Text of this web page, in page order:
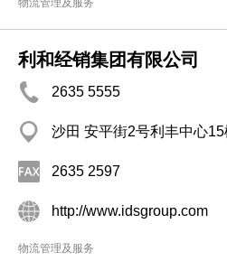
物流管理及服务
利和经销集团有限公司
2635 5555
沙田 安平街2号利丰中心15
2635 2597
http://www.idsgroup.com
物流管理及服务